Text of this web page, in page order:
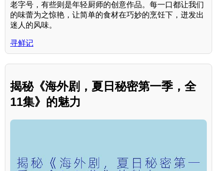
老字号，有些则是年轻厨师的创意作品。每一口都让我们
的味蕾为之惊艳，让简单的食材在巧妙的烹饪下，迸发出
迷人的风味。
寻鲜记
揭秘《海外剧，夏日秘密第一季，全
11集》的魅力